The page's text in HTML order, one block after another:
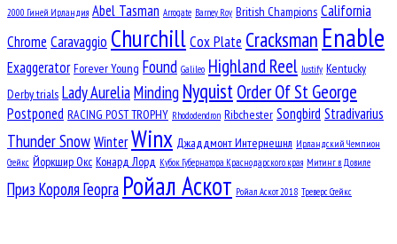
2000 Гиней Ирландия Abel Tasman Arrogate Barney Roy British Champions California
Chrome Caravaggio ChurchillCox Plate Cracksman Enable
Exaggerator Forever Young Found Galileo Highland Reel Justify Kentucky
Derby trials Lady AureliaMinding NyquistOrder Of St George
Postponed RACING POST TROPHY Rhododendron Ribchester Songbird Stradivarius
Thunder SnowWinterWinx Джаддмонт Интернешнл Ирландский Чемпион
Стейкс Йоркшир Окс Конард Лорд Кубок Губернатора Краснодарского края Митинг в Довиле
Приз Короля Георга Ройал Аскот Ройал Аскот 2018 Треверс Стейкс